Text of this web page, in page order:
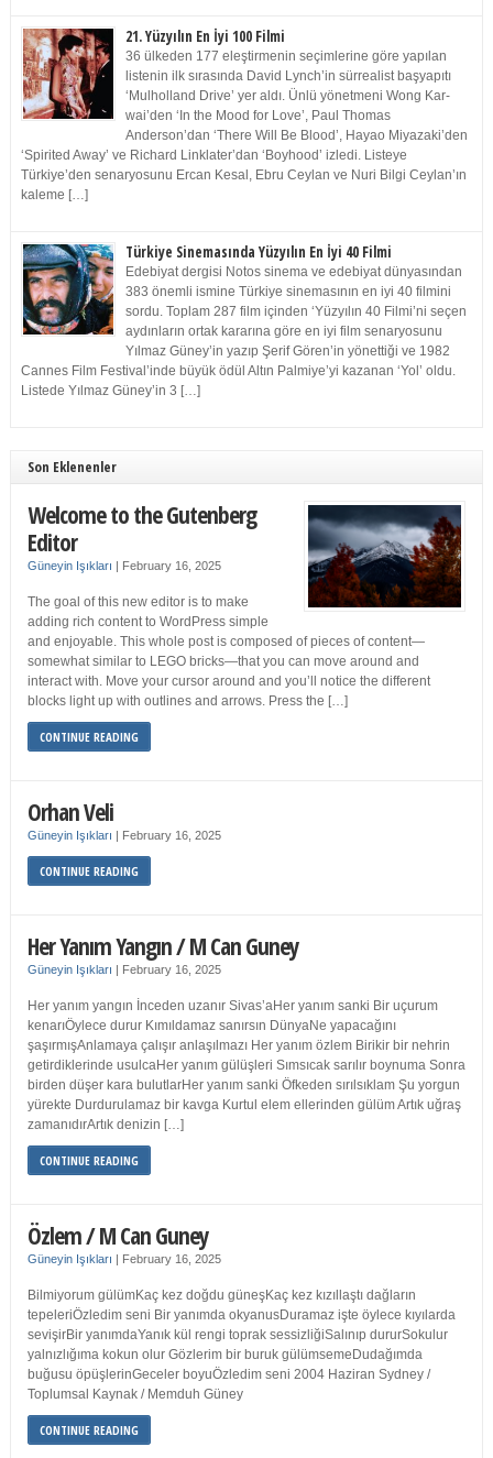
21. Yüzyılın En İyi 100 Filmi
36 ülkeden 177 eleştirmenin seçimlerine göre yapılan
listenin ilk sırasında David Lynch’in sürrealist başyapıtı
‘Mulholland Drive’ yer aldı. Ünlü yönetmeni Wong Kar-
wai’den ‘In the Mood for Love’, Paul Thomas
Anderson’dan ‘There Will Be Blood’, Hayao Miyazaki’den
‘Spirited Away’ ve Richard Linklater’dan ‘Boyhood’ izledi. Listeye
Türkiye’den senaryosunu Ercan Kesal, Ebru Ceylan ve Nuri Bilgi Ceylan’ın
kaleme […]
Türkiye Sinemasında Yüzyılın En İyi 40 Filmi
Edebiyat dergisi Notos sinema ve edebiyat dünyasından
383 önemli ismine Türkiye sinemasının en iyi 40 filmini
sordu. Toplam 287 film içinden ‘Yüzyılın 40 Filmi’ni seçen
aydınların ortak kararına göre en iyi film senaryosunu
Yılmaz Güney’in yazıp Şerif Gören’in yönettiği ve 1982
Cannes Film Festival’inde büyük ödül Altın Palmiye’yi kazanan ‘Yol’ oldu.
Listede Yılmaz Güney’in 3 […]
Son Eklenenler
Welcome to the Gutenberg
Editor
Güneyin Işıkları | February 16, 2025
The goal of this new editor is to make
adding rich content to WordPress simple
and enjoyable. This whole post is composed of pieces of content—
somewhat similar to LEGO bricks—that you can move around and
interact with. Move your cursor around and you’ll notice the different
blocks light up with outlines and arrows. Press the […]
CONTINUE READING
Orhan Veli
Güneyin Işıkları | February 16, 2025
CONTINUE READING
Her Yanım Yangın / M Can Guney
Güneyin Işıkları | February 16, 2025
Her yanım yangın İnceden uzanır Sivas’aHer yanım sanki Bir uçurum
kenarıÖylece durur Kımıldamaz sanırsın DünyaNe yapacağını
şaşırmışAnlamaya çalışır anlaşılmazı Her yanım özlem Birikir bir nehrin
getirdiklerinde usulcaHer yanım gülüşleri Sımsıcak sarılır boynuma Sonra
birden düşer kara bulutlarHer yanım sanki Öfkeden sırılsıklam Şu yorgun
yürekte Durdurulamaz bir kavga Kurtul elem ellerinden gülüm Artık uğraş
zamanıdırArtık denizin […]
CONTINUE READING
Özlem / M Can Guney
Güneyin Işıkları | February 16, 2025
Bilmiyorum gülümKaç kez doğdu güneşKaç kez kızıllaştı dağların
tepeleriÖzledim seni Bir yanımda okyanusDuramaz işte öylece kıyılarda
sevişirBir yanımdaYanık kül rengi toprak sessizliğiSalınıp dururSokulur
yalnızlığıma kokun olur Gözlerim bir buruk gülümsemeDudağımda
buğusu öpüşlerinGeceler boyuÖzledim seni 2004 Haziran Sydney /
Toplumsal Kaynak / Memduh Güney
CONTINUE READING